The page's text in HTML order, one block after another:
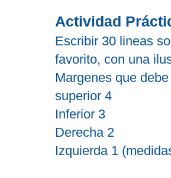
Actividad
Escribir 30 lineas
favorito, con una
Margenes que
superior 4
Inferior 3
Derecha 2
Izquierda 1